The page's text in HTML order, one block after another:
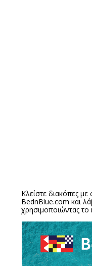
Κλείστε διακόπες
BednBlue.com και
χρησιμοποιώντας